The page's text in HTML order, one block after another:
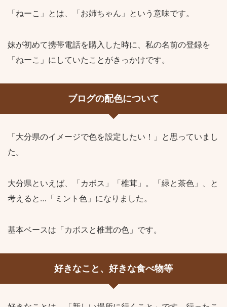
「ねーこ」とは、「お姉ちゃん」という意味です。
妹が初めて携帯電話を購入した時に、私の名前の登録を
「ねーこ」にしていたことがきっかけです。
ブログの配色について
「大分県のイメージで色を設定したい！」と思っていまし
た。
大分県といえば、「カボス」「椎茸」。「緑と茶色」、と
考えると…「ミント色」になりました。
基本ベースは「カボスと椎茸の色」です。
好きなこと、好きな食べ物等